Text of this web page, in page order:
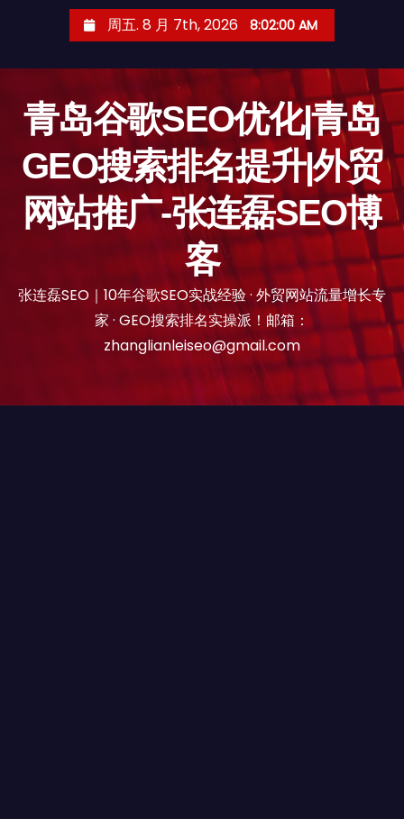
周五. 8 月 7th, 2026 8:02:02 AM
青岛谷歌SEO优化|青岛
GEO搜索排名提升|外贸
网站推广-张连磊SEO博
客
张连磊SEO｜10年谷歌SEO实战经验 · 外贸网站流量增长专
家 · GEO搜索排名实操派！邮箱：
zhanglianleiseo@gmail.com